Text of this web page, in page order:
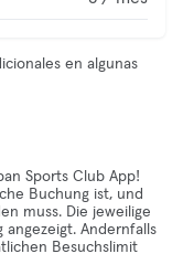
en algunas
Sports Club App!
Buchung ist, und
muss. Die jeweilige
Andernfalls
Besuchslimit